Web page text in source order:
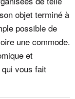
objet terminé à
possible de
une commode.
et
vous fait